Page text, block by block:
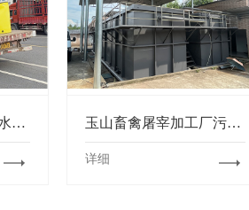
玉山果蔬批发市场污水站项目 玉山畜禽屠宰加工厂污水处理设备维修保养项目
详细